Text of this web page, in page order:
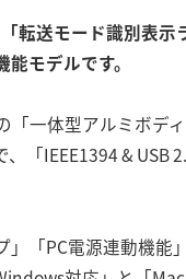
転送モード識別表示
モデルです。
一体型アルミボデ
「IEEE1394 & USB
「PC電源連動機能